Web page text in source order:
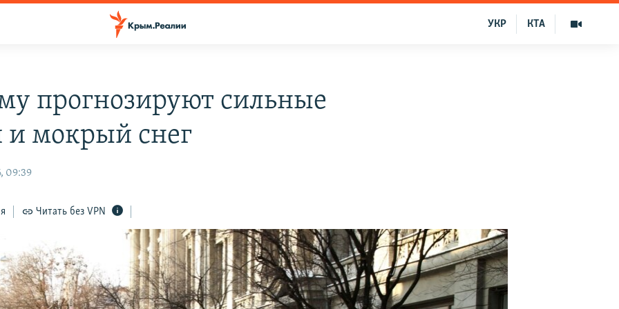
КТА
УКР
прогнозируют сильные
мокрый снег
09:39
Читать без VPN